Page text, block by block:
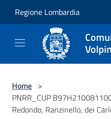
Regione Lombardia
Home >
PNRR_CUP
Redondo, Ranzinello, dei